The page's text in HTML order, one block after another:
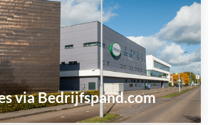
via Bedrijfspand.com